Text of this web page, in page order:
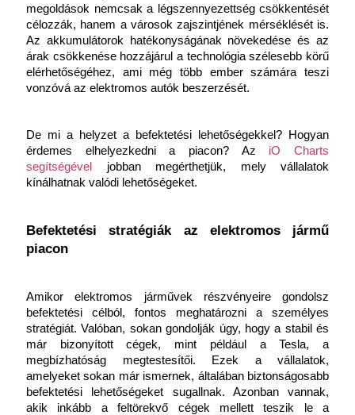
megoldások nemcsak a légszennyezettség csökkentését
célozzák, hanem a városok zajszintjének mérséklését is.
Az akkumulátorok hatékonyságának növekedése és az
árak csökkenése hozzájárul a technológia szélesebb körű
elérhetőségéhez, ami még több ember számára teszi
vonzóvá az elektromos autók beszerzését.
De mi a helyzet a befektetési lehetőségekkel? Hogyan
érdemes elhelyezkedni a piacon? Az iO Charts
segítségével
jobban megérthetjük, mely vállalatok
kínálhatnak valódi lehetőségeket.
Befektetési stratégiák az elektromos jármű
piacon
Amikor elektromos járművek részvényeire gondolsz
befektetési célból, fontos meghatározni a személyes
stratégiát. Valóban, sokan gondolják úgy, hogy a stabil és
már bizonyított cégek, mint például a Tesla, a
megbízhatóság megtestesítői. Ezek a vállalatok,
amelyeket sokan már ismernek, általában biztonságosabb
befektetési lehetőségeket sugallnak. Azonban vannak,
akik inkább a feltörekvő cégek mellett teszik le a